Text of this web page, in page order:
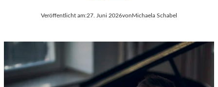
Veröffentlicht am:27. Juni 2026von Michaela Schabel